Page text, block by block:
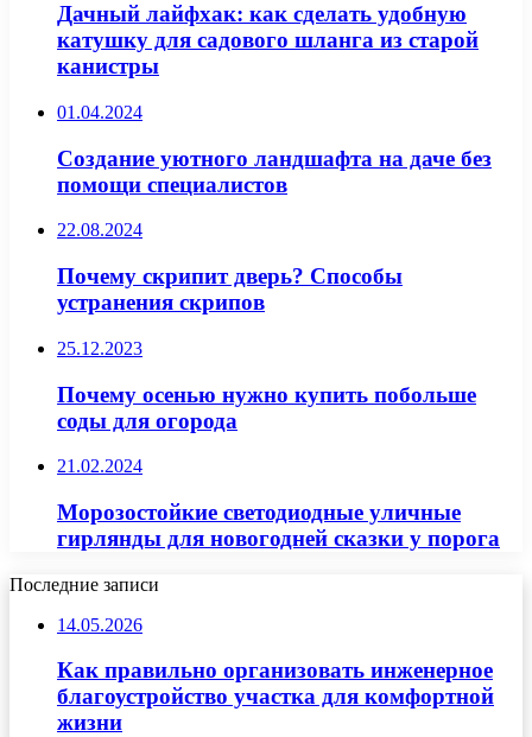
Дачный лайфхак: как сделать удобную
катушку для садового шланга из старой
канистры
01.04.2024
Создание уютного ландшафта на даче без
помощи специалистов
22.08.2024
Почему скрипит дверь? Способы
устранения скрипов
25.12.2023
Почему осенью нужно купить побольше
соды для огорода
21.02.2024
Морозостойкие светодиодные уличные
гирлянды для новогодней сказки у порога
Последние записи
14.05.2026
Как правильно организовать инженерное
благоустройство участка для комфортной
жизни